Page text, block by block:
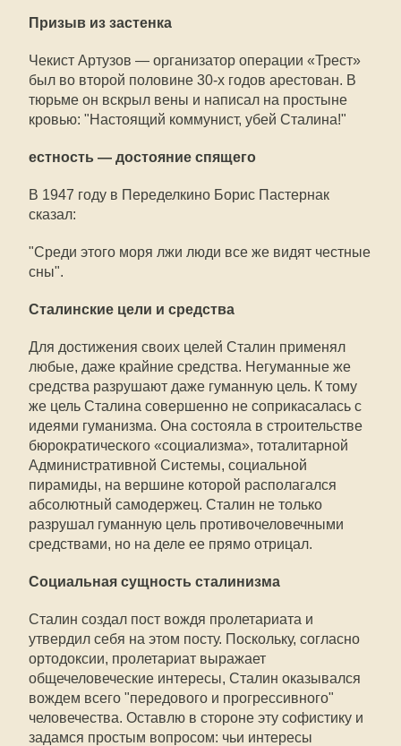
Призыв из застенка
Чекист Артузов — организатор операции «Трест»
был во второй половине 30-х годов арестован. В
тюрьме он вскрыл вены и написал на простыне
кровью: "Настоящий коммунист, убей Сталина!"
естность — достояние спящего
В 1947 году в Переделкино Борис Пастернак
сказал:
"Среди этого моря лжи люди все же видят честные
сны".
Сталинские цели и средства
Для достижения своих целей Сталин применял
любые, даже крайние средства. Негуманные же
средства разрушают даже гуманную цель. К тому
же цель Сталина совершенно не соприкасалась с
идеями гуманизма. Она состояла в строительстве
бюрократического «социализма», тоталитарной
Административной Системы, социальной
пирамиды, на вершине которой располагался
абсолютный самодержец. Сталин не только
разрушал гуманную цель противочеловечными
средствами, но на деле ее прямо отрицал.
Социальная сущность сталинизма
Сталин создал пост вождя пролетариата и
утвердил себя на этом посту. Поскольку, согласно
ортодоксии, пролетариат выражает
общечеловеческие интересы, Сталин оказывался
вождем всего "передового и прогрессивного"
человечества. Оставлю в стороне эту софистику и
задамся простым вопросом: чьи интересы